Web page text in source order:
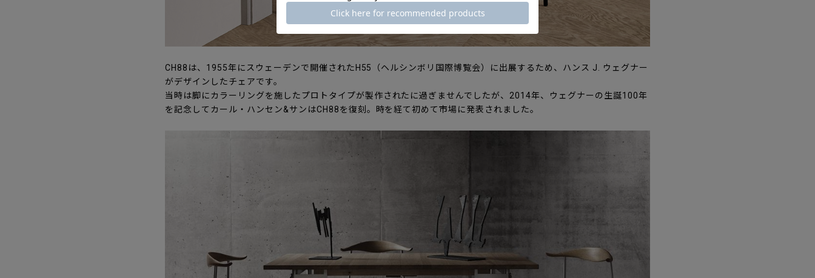
CH88は、1955年にスウェーデンで開催されたH55（ヘルシンボリ国際博覧会）に出展するため、ハンス J. ウェグナー
がデザインしたチェアです。
当時は脚にカラーリングを施したプロトタイプが製作されたに過ぎませんでしたが、2014年、ウェグナーの生誕100年
を記念してカール・ハンセン&サンはCH88を復刻。時を経て初めて市場に発表されました。